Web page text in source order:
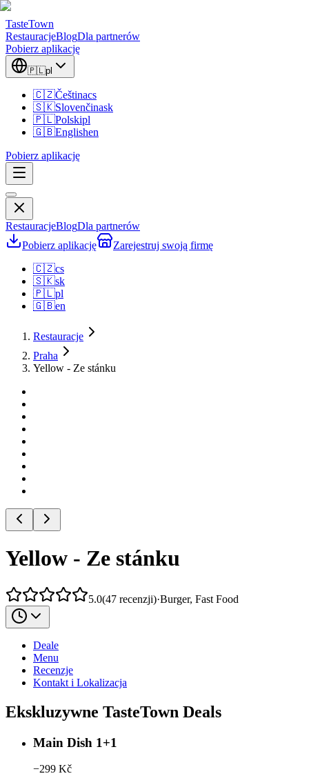
TasteTown
RestauracjeBlogDla partnerów
Pobierz aplikację
🇵🇱pl
🇨🇿Češtinacs
🇸🇰Slovenčinask
🇵🇱Polskipl
🇬🇧Englishen
Pobierz aplikację
RestauracjeBlogDla partnerów
Pobierz aplikację
Zarejestruj swoją firmę
🇨🇿cs
🇸🇰sk
🇵🇱pl
🇬🇧en
Restauracje
Praha
Yellow - Ze stánku
Yellow - Ze stánku
5.0(47 recenzji)·Burger, Fast Food
Deale
Menu
Recenzje
Kontakt i Lokalizacja
Ekskluzywne TasteTown Deals
Main Dish 1+1
−299 Kč